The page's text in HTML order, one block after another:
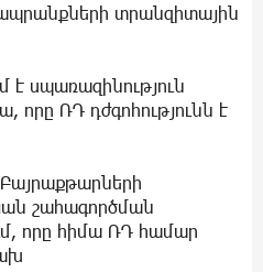
տրանզիտային
է սպառազինություն
որը ՌԴ դժգոհությունն է
շահագործման
որը հիմա ՌԴ համար